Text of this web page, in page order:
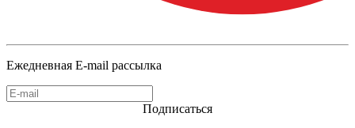
Ежедневная E-mail рассылка
Подписаться